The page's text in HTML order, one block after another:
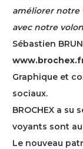
améliorer notre
avec notre
Sébastien
Graphique et
sociaux.
BROCHEX a su
voyants sont
Le nouveau